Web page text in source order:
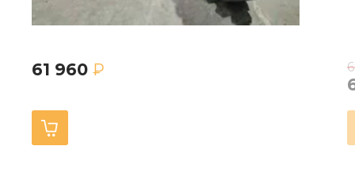
61 960 ₽